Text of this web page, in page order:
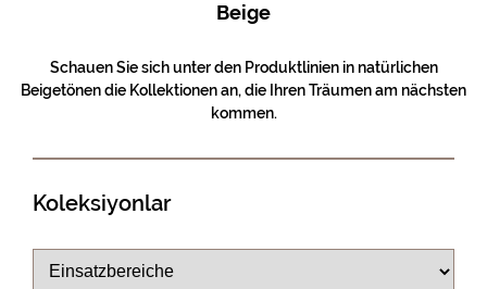
Beige
Schauen Sie sich unter den Produktlinien in natürlichen
Beigetönen die Kollektionen an, die Ihren Träumen am nächsten
kommen.
Koleksiyonlar